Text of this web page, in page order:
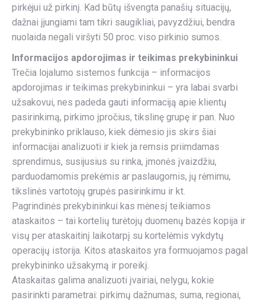
pirkėjui už pirkinį. Kad būtų išvengta panašių situacijų,
dažnai įjungiami tam tikri saugikliai, pavyzdžiui, bendra
nuolaida negali viršyti 50 proc. viso pirkinio sumos.
Informacijos apdorojimas ir teikimas prekybininkui
Trečia lojalumo sistemos funkcija – informacijos
apdorojimas ir teikimas prekybininkui – yra labai svarbi
užsakovui, nes padeda gauti informaciją apie klientų
pasirinkimą, pirkimo įpročius, tikslinę grupę ir pan. Nuo
prekybininko priklauso, kiek dėmesio jis skirs šiai
informacijai analizuoti ir kiek ja remsis priimdamas
sprendimus, susijusius su rinka, įmonės įvaizdžiu,
parduodamomis prekėmis ar paslaugomis, jų rėmimu,
tikslinės vartotojų grupės pasirinkimu ir kt.
Pagrindinės prekybininkui kas mėnesį teikiamos
ataskaitos – tai kortelių turėtojų duomenų bazės kopija ir
visų per ataskaitinį laikotarpį su kortelėmis vykdytų
operacijų istorija. Kitos ataskaitos yra formuojamos pagal
prekybininko užsakymą ir poreikį.
Ataskaitas galima analizuoti įvairiai, nelygu, kokie
pasirinkti parametrai: pirkimų dažnumas, suma, regionai,